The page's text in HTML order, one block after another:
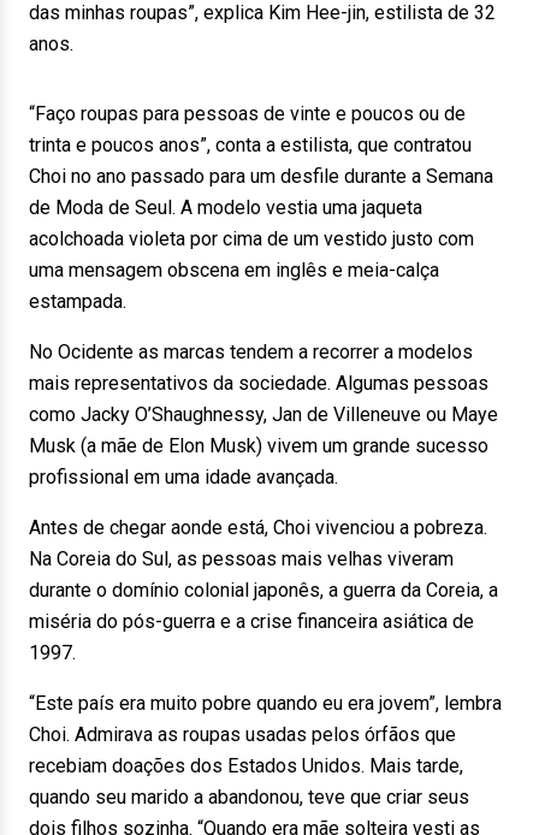
das minhas roupas”, explica Kim Hee-jin, estilista de 32
anos.
“Faço roupas para pessoas de vinte e poucos ou de
trinta e poucos anos”, conta a estilista, que contratou
Choi no ano passado para um desfile durante a Semana
de Moda de Seul. A modelo vestia uma jaqueta
acolchoada violeta por cima de um vestido justo com
uma mensagem obscena em inglês e meia-calça
estampada.
No Ocidente as marcas tendem a recorrer a modelos
mais representativos da sociedade. Algumas pessoas
como Jacky O’Shaughnessy, Jan de Villeneuve ou Maye
Musk (a mãe de Elon Musk) vivem um grande sucesso
profissional em uma idade avançada.
Antes de chegar aonde está, Choi vivenciou a pobreza.
Na Coreia do Sul, as pessoas mais velhas viveram
durante o domínio colonial japonês, a guerra da Coreia, a
miséria do pós-guerra e a crise financeira asiática de
1997.
“Este país era muito pobre quando eu era jovem”, lembra
Choi. Admirava as roupas usadas pelos órfãos que
recebiam doações dos Estados Unidos. Mais tarde,
quando seu marido a abandonou, teve que criar seus
dois filhos sozinha. “Quando era mãe solteira vesti as